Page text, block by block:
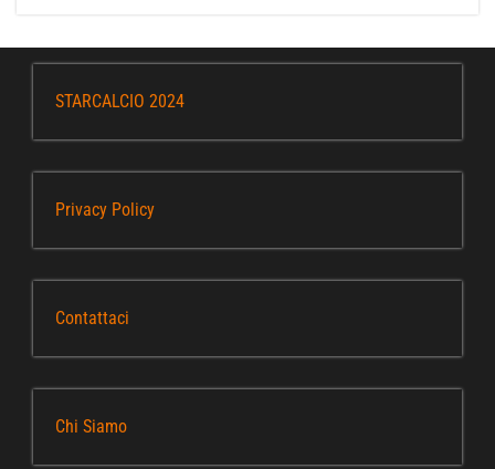
STARCALCIO 2024
Privacy Policy
Contattaci
Chi Siamo